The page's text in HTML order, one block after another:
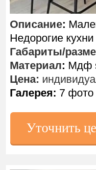
Описание:
Недорогие
Габариты/
Материал: Мдф
Цена:
Галерея: 7 фото
Уточнить